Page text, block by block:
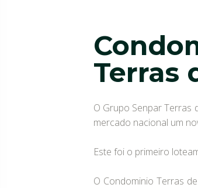
Terras
O Grupo Senpar Terras
mercado nacional um
Este foi o primeiro
O Condominio Terras